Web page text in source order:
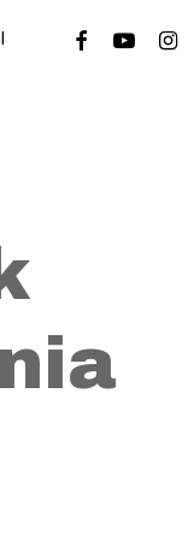
FacebookYoutube